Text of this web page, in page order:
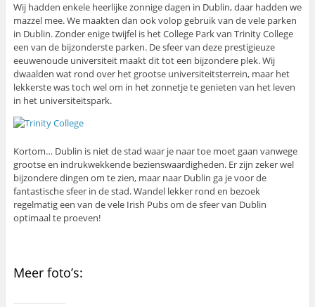
Wij hadden enkele heerlijke zonnige dagen in Dublin, daar hadden we
mazzel mee. We maakten dan ook volop gebruik van de vele parken
in Dublin. Zonder enige twijfel is het College Park van Trinity College
een van de bijzonderste parken. De sfeer van deze prestigieuze
eeuwenoude universiteit maakt dit tot een bijzondere plek. Wij
dwaalden wat rond over het grootse universiteitsterrein, maar het
lekkerste was toch wel om in het zonnetje te genieten van het leven
in het universiteitspark.
Kortom… Dublin is niet de stad waar je naar toe moet gaan vanwege
grootse en indrukwekkende bezienswaardigheden. Er zijn zeker wel
bijzondere dingen om te zien, maar naar Dublin ga je voor de
fantastische sfeer in de stad. Wandel lekker rond en bezoek
regelmatig een van de vele Irish Pubs om de sfeer van Dublin
optimaal te proeven!
Meer foto’s: